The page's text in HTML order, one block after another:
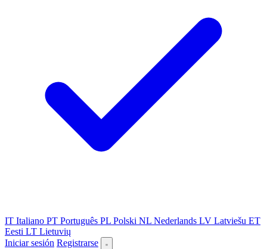
IT Italiano PT Português PL Polski NL Nederlands LV Latviešu ET
Eesti LT Lietuvių
Iniciar sesión Registrarse